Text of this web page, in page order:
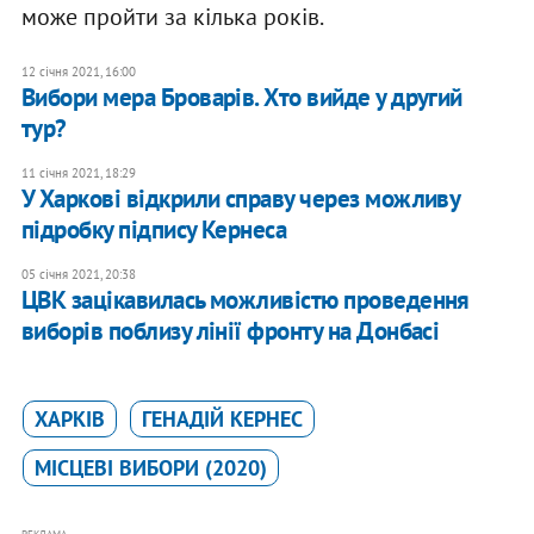
може пройти за кілька років.
12 січня 2021, 16:00
Вибори мера Броварів. Хто вийде у другий
тур?
11 січня 2021, 18:29
У Харкові відкрили справу через можливу
підробку підпису Кернеса
05 січня 2021, 20:38
ЦВК зацікавилась можливістю проведення
виборів поблизу лінії фронту на Донбасі
ХАРКІВ
ГЕНАДІЙ КЕРНЕС
МІСЦЕВІ ВИБОРИ (2020)